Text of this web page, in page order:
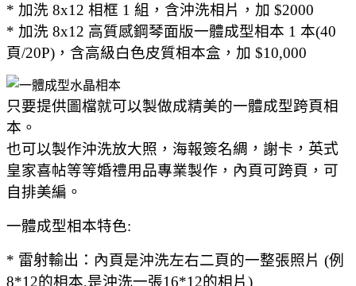
* 加洗 8x12 相框 1 組，含沖洗相片，加 $2000
* 加洗 8x12 高質感鋼琴面版一體成型相本 1 本(40
頁/20P)，含高級白色皮質相本盒，加 $10,000
只要提供圖檔就可以製做成精美的一體成型跨頁相
本。
也可以製作沖洗放大照，海報簽名綢 ， 謝卡 ，英式
皇家喜帖等等婚禮用品專業製作， 內頁可跨頁，可
自排美編。
一體成型相本特色:
* 雷射輸出： 內頁是沖洗左右二頁的一整張照片 (例
8*12的相本,是沖洗一張16*12的相片)